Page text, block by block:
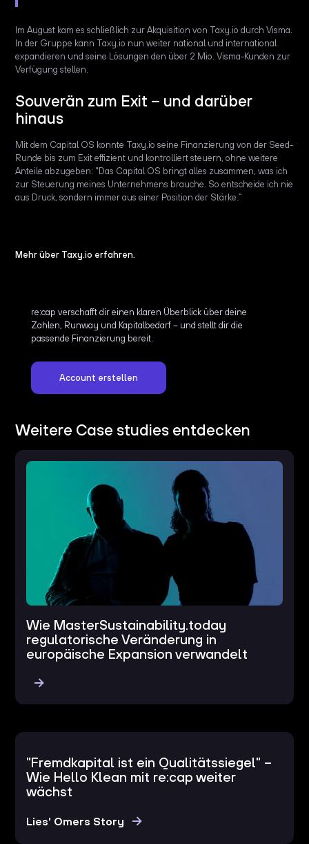
Im August kam es schließlich zur Akquisition von Taxy.io durch Visma.
In der Gruppe kann Taxy.io nun weiter national und international
expandieren und seine Lösungen den über 2 Mio. Visma-Kunden zur
Verfügung stellen.
Souverän zum Exit – und darüber
hinaus
Mit dem Capital OS konnte Taxy.io seine Finanzierung von der Seed-
Runde bis zum Exit effizient und kontrolliert steuern, ohne weitere
Anteile abzugeben: "Das Capital OS bringt alles zusammen, was ich
zur Steuerung meines Unternehmens brauche. So entscheide ich nie
aus Druck, sondern immer aus einer Position der Stärke.”
Mehr über Taxy.io erfahren.
re:cap verschafft dir einen klaren Überblick über deine
Zahlen, Runway und Kapitalbedarf – und stellt dir die
passende Finanzierung bereit.
Account erstellen
Weitere Case studies entdecken
Wie MasterSustainability.today
regulatorische Veränderung in
europäische Expansion verwandelt
"Fremdkapital ist ein Qualitätssiegel" –
Wie Hello Klean mit re:cap weiter
wächst
Lies' Omers Story